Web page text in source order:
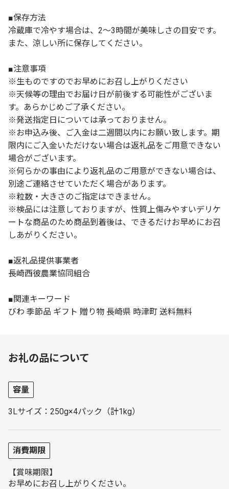
■保存方法
冷蔵庫で冷やす場合は、2～3時間が美味しさの目安です。
また、涼しい所に保存してください。
■注意事項
※生ものですのでお早めにお召し上がりください
※天候等の理由でお届け日が前後する可能性がございま
す。あらかじめご了承ください。
※発送指定日については承っておりません。
※お申込み後、ご入金は二週間以内にお願い致します。期
限内にご入金いただけない場合は返礼品をご用意できない
場合がございます。
※何らかの事由により返礼品のご用意ができない場合は、
別途ご連絡させていただく場合があります。
※粒数・大きさのご指定はできません。
※検品には注意しておりますが、性質上傷みやすいデリケ
ートな商品のため商品到着後は、できるだけお早めにお召
しあがりください。
■返礼品提供事業者
長崎西彼農業協同組合
■関連キーワード
びわ 季節品 ギフト 贈り物 長崎県 時津町 送料無料
お礼の品について
容量
3Lサイズ：250g×4パック（計1kg）
消費期限
【賞味期限】
お早めにお召し上がりください。